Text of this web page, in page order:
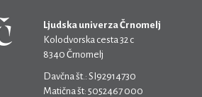
Ljudska univerza Črnomelj
Kolodvorska cesta 32 c
8340 Črnomelj
Davčna št.: SI92914730
Matična št: 5052467 000